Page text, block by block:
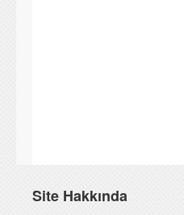
Site Hakkında